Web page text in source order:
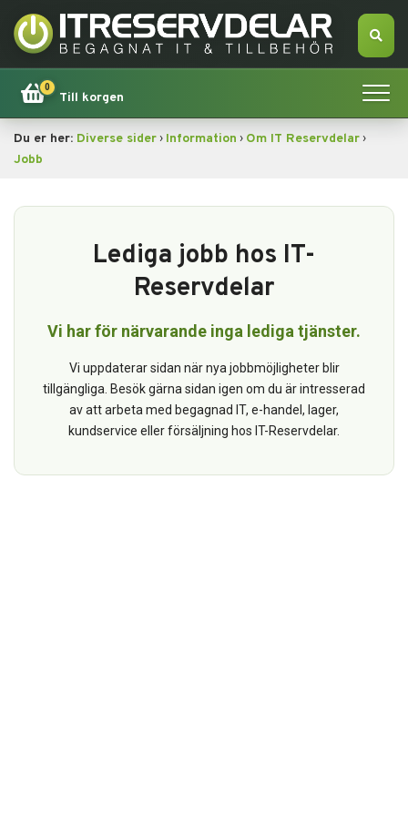
0
Till korgen
Hem
Datorsökning
Dator
Reservdelar
Smartphone
Du er her: Diverse sider› Information › Om IT Reservdelar›
Jobb
Lediga jobb hos IT-
Reservdelar
Vi har för närvarande inga lediga tjänster.
Vi uppdaterar sidan när nya jobbmöjligheter blir
tillgängliga. Besök gärna sidan igen om du är intresserad
av att arbeta med begagnad IT, e-handel, lager,
kundservice eller försäljning hos IT-Reservdelar.